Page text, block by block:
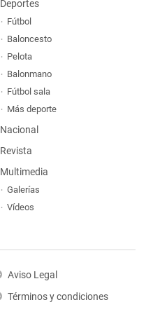
Deportes
Fútbol
Baloncesto
Pelota
Balonmano
Fútbol sala
Más deporte
Nacional
Revista
Multimedia
Galerías
Vídeos
Aviso Legal
Términos y condiciones